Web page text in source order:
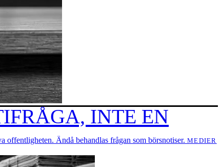
INTE EN
offentligheten. Ändå behandlas frågan som börsnotiser. MEDIER